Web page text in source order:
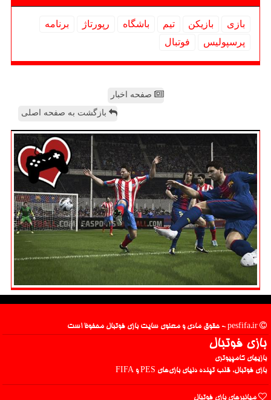
بازی بازیكن تیم باشگاه رپورتاژ
برنامه
پرسپولیس
فوتبال
صفحه اخبار
بازگشت به صفحه اصلی
بازی فوتبال
بازیهای کامپیوتری
بازی فوتبال، قلب تپنده دنیای بازی‌های PES و FIFA
میانبرهای بازی فوتبال